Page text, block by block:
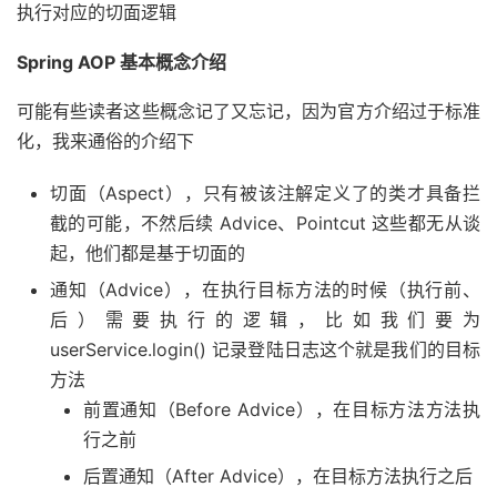
执行对应的切面逻辑
Spring AOP 基本概念介绍
可能有些读者这些概念记了又忘记，因为官方介绍过于标准
化，我来通俗的介绍下
切面（Aspect），只有被该注解定义了的类才具备拦
截的可能，不然后续 Advice、Pointcut 这些都无从谈
起，他们都是基于切面的
通知（Advice），在执行目标方法的时候（执行前、
后）需要执行的逻辑，比如我们要为
userService.login() 记录登陆日志这个就是我们的目标
方法
前置通知（Before Advice），在目标方法方法执
行之前
后置通知（After Advice），在目标方法执行之后